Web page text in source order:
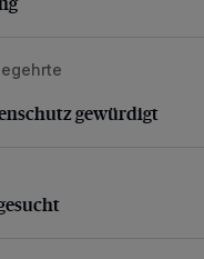
gewürdigt
gewürdigt